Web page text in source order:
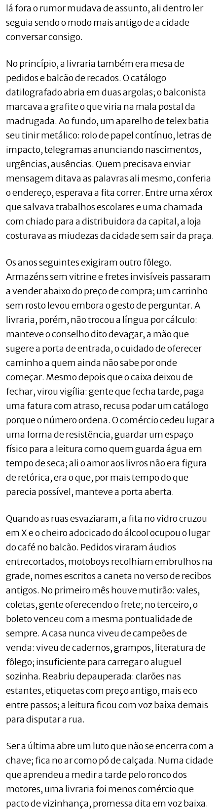
lá fora o rumor mudava de assunto, ali dentro ler
seguia sendo o modo mais antigo de a cidade
conversar consigo.
No princípio, a livraria também era mesa de
pedidos e balcão de recados. O catálogo
datilografado abria em duas argolas; o balconista
marcava a grafite o que viria na mala postal da
madrugada. Ao fundo, um aparelho de telex batia
seu tinir metálico: rolo de papel contínuo, letras de
impacto, telegramas anunciando nascimentos,
urgências, ausências. Quem precisava enviar
mensagem ditava as palavras ali mesmo, conferia
o endereço, esperava a fita correr. Entre uma xérox
que salvava trabalhos escolares e uma chamada
com chiado para a distribuidora da capital, a loja
costurava as miudezas da cidade sem sair da praça.
Os anos seguintes exigiram outro fôlego.
Armazéns sem vitrine e fretes invisíveis passaram
a vender abaixo do preço de compra; um carrinho
sem rosto levou embora o gesto de perguntar. A
livraria, porém, não trocou a língua por cálculo:
manteve o conselho dito devagar, a mão que
sugere a porta de entrada, o cuidado de oferecer
caminho a quem ainda não sabe por onde
começar. Mesmo depois que o caixa deixou de
fechar, virou vigília: gente que fecha tarde, paga
uma fatura com atraso, recusa podar um catálogo
porque o número ordena. O comércio cedeu lugar a
uma forma de resistência, guardar um espaço
físico para a leitura como quem guarda água em
tempo de seca; ali o amor aos livros não era figura
de retórica, era o que, por mais tempo do que
parecia possível, manteve a porta aberta.
Quando as ruas esvaziaram, a fita no vidro cruzou
em X e o cheiro adocicado do álcool ocupou o lugar
do café no balcão. Pedidos viraram áudios
entrecortados, motoboys recolhiam embrulhos na
grade, nomes escritos a caneta no verso de recibos
antigos. No primeiro mês houve mutirão: vales,
coletas, gente oferecendo o frete; no terceiro, o
boleto venceu com a mesma pontualidade de
sempre. A casa nunca viveu de campeões de
venda: viveu de cadernos, grampos, literatura de
fôlego; insuficiente para carregar o aluguel
sozinha. Reabriu depauperada: clarões nas
estantes, etiquetas com preço antigo, mais eco
entre passos; a leitura ficou com voz baixa demais
para disputar a rua.
Ser a última abre um luto que não se encerra com a
chave; fica no ar como pó de calçada. Numa cidade
que aprendeu a medir a tarde pelo ronco dos
motores, uma livraria foi menos comércio que
pacto de vizinhança, promessa dita em voz baixa.